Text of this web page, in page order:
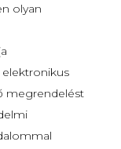
olyan
elektronikus
megrendelést